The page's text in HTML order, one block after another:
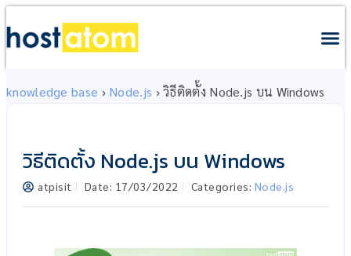
knowledge base › Node.js ›วิธีติดตั้ง Node.js บน Windows
วิธีติดตั้ง Node.js บน Windows
atpisit Date: 17/03/2022 Categories: Node.js